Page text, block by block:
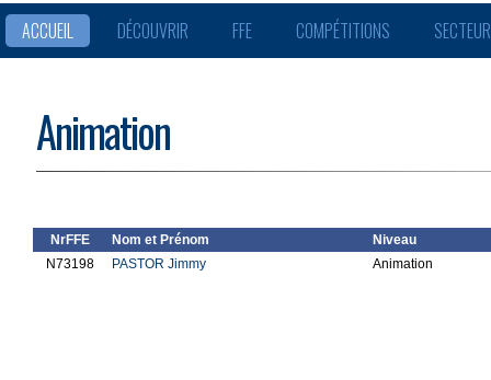
ACCUEIL DÉCOUVRIR FFE COMPÉTITIONS
Animation
NrFFE Nom et Prénom
Niveau
N73198
PASTOR Jimmy Animation